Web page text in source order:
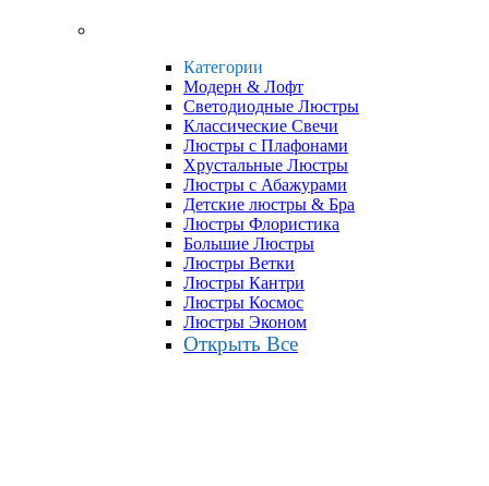
Категории
Модерн & Лофт
Светодиодные Люстры
Классические Свечи
Люстры с Плафонами
Хрустальные Люстры
Люстры с Абажурами
Детские люстры & Бра
Люстры Флористика
Большие Люстры
Люстры Ветки
Люстры Кантри
Люстры Космос
Люстры Эконом
Открыть Все